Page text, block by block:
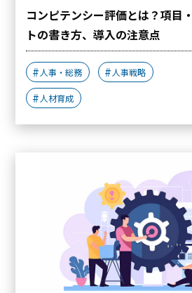
コンピテンシー評価とは？項目
トの書き方、導入の注意点
人事・総務 人事戦略
人材育成